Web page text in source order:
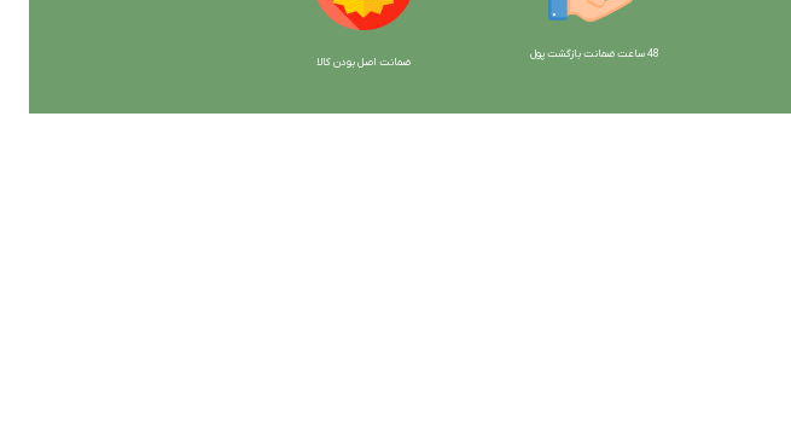
48 ساعت ضمانت بازگش ت پول
ضمانت اصل بودن کالا